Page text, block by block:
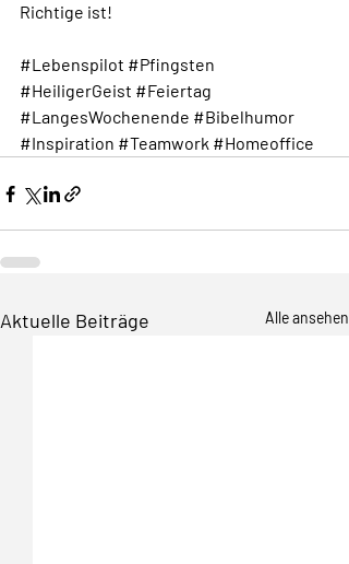
Richtige ist!
#Lebenspilot #Pfingsten
#HeiligerGeist #Feiertag
#LangesWochenende #Bibelhumor
#Inspiration #Teamwork #Homeoffice
Aktuelle Beiträge Alle ansehen